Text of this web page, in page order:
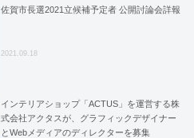
佐賀市長選2021立候補予定者 公開討論会詳報
2021.09.18
インテリアショップ「ACTUS」を運営する株
式会社アクタスが、グラフィックデザイナー
とWebメディアのディレクターを募集